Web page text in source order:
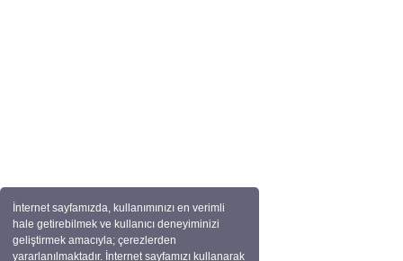
İnternet sayfamızda, kullanımınızı en verimli
hale getirebilmek ve kullanıcı deneyiminizi
geliştirmek amacıyla; çerezlerden
yararlanılmaktadır. İnternet sayfamızı kullanarak